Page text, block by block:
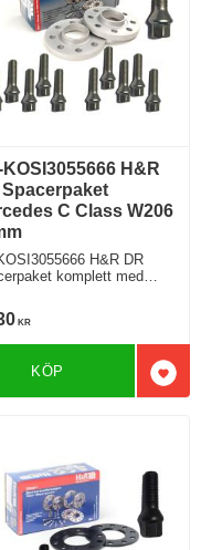
KOSI3055666 H&R
Spacerpaket
C Class W206
H&R DR
komplett med
W206 Tjocklek spacer
KR
KÖP